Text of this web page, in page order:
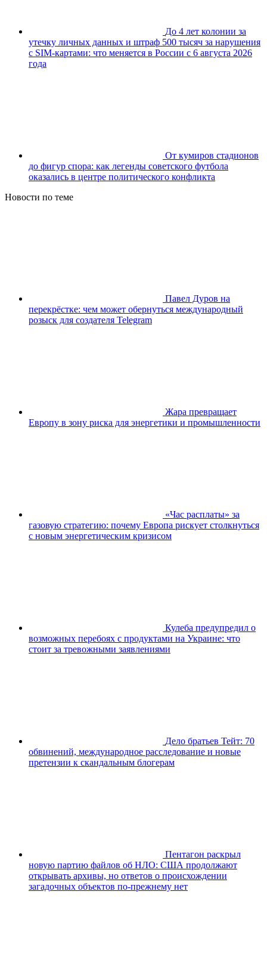
До 4 лет колонии за
утечку личных данных и штраф 500 тысяч за нарушения
с SIM-картами: что меняется в России с 6 августа 2026
года
От кумиров стадионов
до фигур спора: как легенды советского футбола
оказались в центре политического конфликта
Новости по теме
Павел Дуров на
перекрёстке: чем может обернуться международный
розыск для создателя Telegram
Жара превращает
Европу в зону риска для энергетики и промышленности
«Час расплаты» за
газовую стратегию: почему Европа рискует столкнуться
с новым энергетическим кризисом
Кулеба предупредил о
возможных перебоях с продуктами на Украине: что
стоит за тревожными заявлениями
Дело братьев Тейт: 70
обвинений, международное расследование и новые
претензии к скандальным блогерам
Пентагон раскрыл
новую партию файлов об НЛО: США продолжают
открывать архивы, но ответов о происхождении
загадочных объектов по-прежнему нет